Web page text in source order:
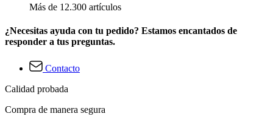
Más de 12.300 artículos
¿Necesitas ayuda con tu pedido? Estamos encantados de
responder a tus preguntas.
Contacto
Calidad probada
Compra de manera segura